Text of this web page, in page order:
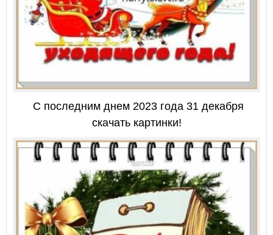
С последним днем 2023 года 31 декабря
скачать картинки!